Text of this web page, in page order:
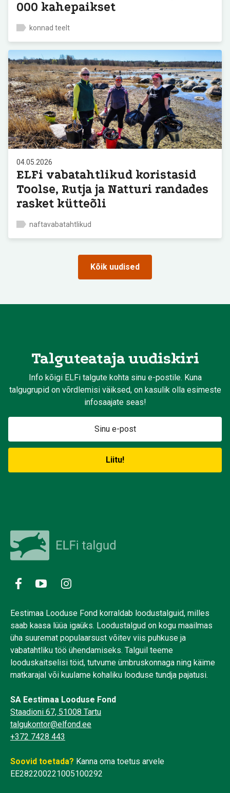
000 kahepaikset
konnad teelt
04.05.2026
ELFi vabatahtlikud koristasid
Toolse, Rutja ja Natturi randades
rasket kütteõli
naftavabatahtlikud
Kõik uudised
Talguteataja uudiskiri
Info kõigi ELFi talgute kohta sinu e-postile. Kuna
talgugrupid on võrdlemisi väiksed, on kasulik olla esimeste
infosaajate seas!
Eestimaa Looduse Fond korraldab loodustalguid, milles
saab kaasa lüüa igaüks. Loodustalgud on kogu maailmas
üha suuremat populaarsust võitev viis puhkuse ja
vabatahtliku töö ühendamiseks. Talguil teeme
looduskaitselisi töid, tutvume ümbruskonnaga ning käime
matkarajal või kuulame kohaliku looduse tundja pajatusi.
SA Eestimaa Looduse Fond
Staadioni 67, 51008 Tartu
talgukontor@elfond.ee
+372 7428 443
Soovid toetada? Kanna oma toetus arvele
EE282200221005100292